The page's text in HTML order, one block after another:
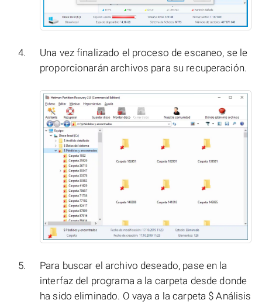
Una vez finalizado el proceso de escaneo, se le
proporcionarán archivos para su recuperación.
Para buscar el archivo deseado, pase en la
interfaz del programa a la carpeta desde donde
ha sido eliminado. O vaya a la carpeta $ Análisis